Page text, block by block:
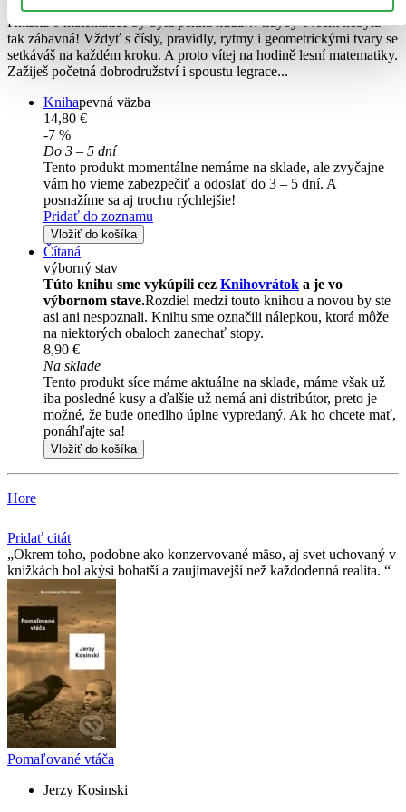
Knížka o matematice by byla pěkná nuda… kdyby ovšem nebyla
tak zábavná! Vždyť s čísly, pravidly, rytmy i geometrickými tvary se
setkáváš na každém kroku. A proto vítej na hodině lesní matematiky.
Zažiješ početná dobrodružství i spoustu legrace...
Knihapevná väzba
14,80 €
-7 %
Do 3 – 5 dní
Tento produkt momentálne nemáme na sklade, ale zvyčajne
vám ho vieme zabezpečiť a odoslať do 3 – 5 dní. A
posnažíme sa aj trochu rýchlejšie!
Pridať do zoznamu
Vložiť do košíka
Čítaná
výborný stav
Túto knihu sme vykúpili cez Knihovrátok a je vo
výbornom stave.Rozdiel medzi touto knihou a novou by ste
asi ani nespoznali. Knihu sme označili nálepkou, ktorá môže
na niektorých obaloch zanechať stopy.
8,90 €
Na sklade
Tento produkt síce máme aktuálne na sklade, máme však už
iba posledné kusy a ďalšie už nemá ani distribútor, preto je
možné, že bude onedlho úplne vypredaný. Ak ho chcete mať,
ponáhľajte sa!
Vložiť do košíka
Hore
Pridať citát
Okrem toho, podobne ako konzervované mäso, aj svet uchovaný v
knižkách bol akýsi bohatší a zaujímavejší než každodenná realita.
Pomaľované vtáča
Jerzy Kosinski